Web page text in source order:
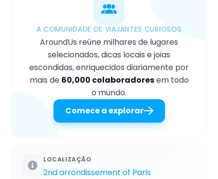
A COMUNIDADE DE VIAJANTES CURIOSOS
AroundUs reúne milhares de lugares
selecionados, dicas locais e joias
escondidas, enriquecidos diariamente por
mais de 60,000 colaboradoresem todo
o mundo.
Comece a explorar
LOCALIZAÇÃO
2nd arrondissement of Paris